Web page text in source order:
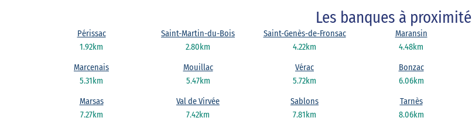
Les banques à proximité
1.92km
Périssac
2.80km
Saint-Martin-du-Bois
4.22km
Saint-Genès-de-Fronsac
4.48km
Maransin
5.31km
Marcenais
5.47km
Mouillac
5.72km
Vérac
6.06km
Bonzac
7.27km
Marsas
7.42km
Val de Virvée
7.81km
Sablons
8.06km
Tarnès